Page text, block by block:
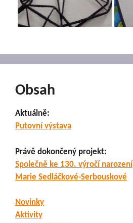
Obsah
Aktuálně:
Putovní výstava
Právě dokončený projekt:
Společně ke 130. výročí narození
Marie Sedláčkové-Serbouskové
Novinky
Aktivity